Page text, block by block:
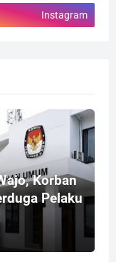
Instagram
Korban
Pelaku